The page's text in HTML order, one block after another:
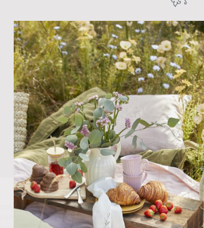
metal crema – Maileg
My First
30.00€
propias y de terceros para analizar nuestros
sus preferencias en base a un perfil elaborado a